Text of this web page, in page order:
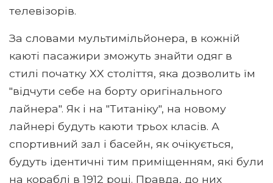
телевізорів.
За словами мультимільйонера, в кожній
каюті пасажири зможуть знайти одяг в
стилі початку XX століття, яка дозволить їм
"відчути себе на борту оригінального
лайнера". Як і на "Титаніку", на новому
лайнері будуть каюти трьох класів. А
спортивний зал і басейн, як очікується,
будуть ідентичні тим приміщенням, які були
на кораблі в 1912 році. Правда, до них